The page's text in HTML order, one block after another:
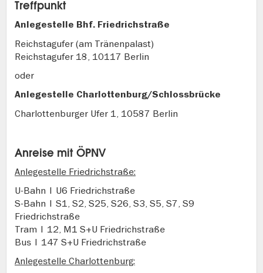
Treffpunkt
Anlegestelle Bhf. Friedrichstraße
Reichstagufer (am Tränenpalast)
Reichstagufer 18, 10117 Berlin
oder
Anlegestelle Charlottenburg/Schlossbrücke
Charlottenburger Ufer 1, 10587 Berlin
Anreise mit ÖPNV
Anlegestelle Friedrichstraße:
U-Bahn | U6 Friedrichstraße
S-Bahn | S1, S2, S25, S26, S3, S5, S7, S9
Friedrichstraße
Tram | 12, M1 S+U Friedrichstraße
Bus | 147 S+U Friedrichstraße
Anlegestelle Charlottenburg: